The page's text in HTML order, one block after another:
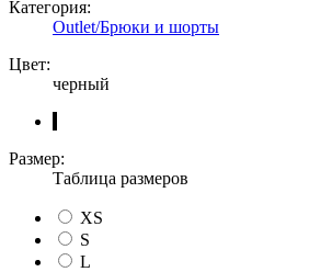
Категория:
Outlet/Брюки и шорты
Цвет:
черный
Размер:
Таблица размеров
XS
S
L